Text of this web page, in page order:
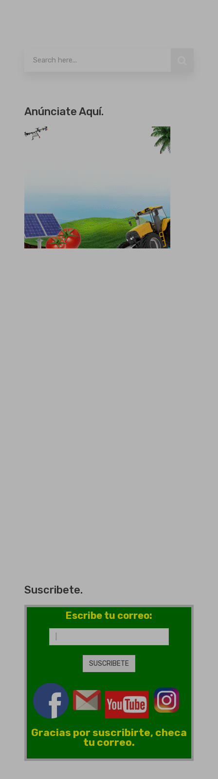
Anúnciate Aquí.
Suscribete.
Escribe tu correo:
Gracias por suscribirte, checa
tu correo.